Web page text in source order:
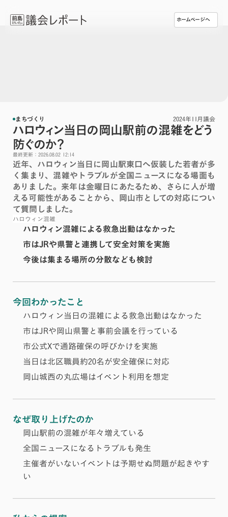
まちづくり 2024年11月議会
ハロウィン当日の岡山駅前の混雑をどう
防ぐのか？
最終更新：2026.08.02 12:14
近年、ハロウィン当日に岡山駅東口へ仮装した若者が多
く集まり、混雑やトラブルが全国ニュースになる場面も
ありました。来年は金曜日にあたるため、さらに人が増
える可能性があることから、岡山市としての対応につい
て質問しました。
ハロウィン混雑
ハロウィン混雑による救急出動はなかった
市はJRや県警と連携して安全対策を実施
今後は集まる場所の分散なども検討
今回わかったこと
ハロウィン当日の混雑による救急出動はなかった
市はJRや岡山県警と事前会議を行っている
市公式Xで通路確保の呼びかけを実施
当日は北区職員約20名が安全確保に対応
岡山城西の丸広場はイベント利用を想定
なぜ取り上げたのか
岡山駅前の混雑が年々増えている
全国ニュースになるトラブルも発生
主催者がいないイベントは予期せぬ問題が起きやす
い
ホームページへ